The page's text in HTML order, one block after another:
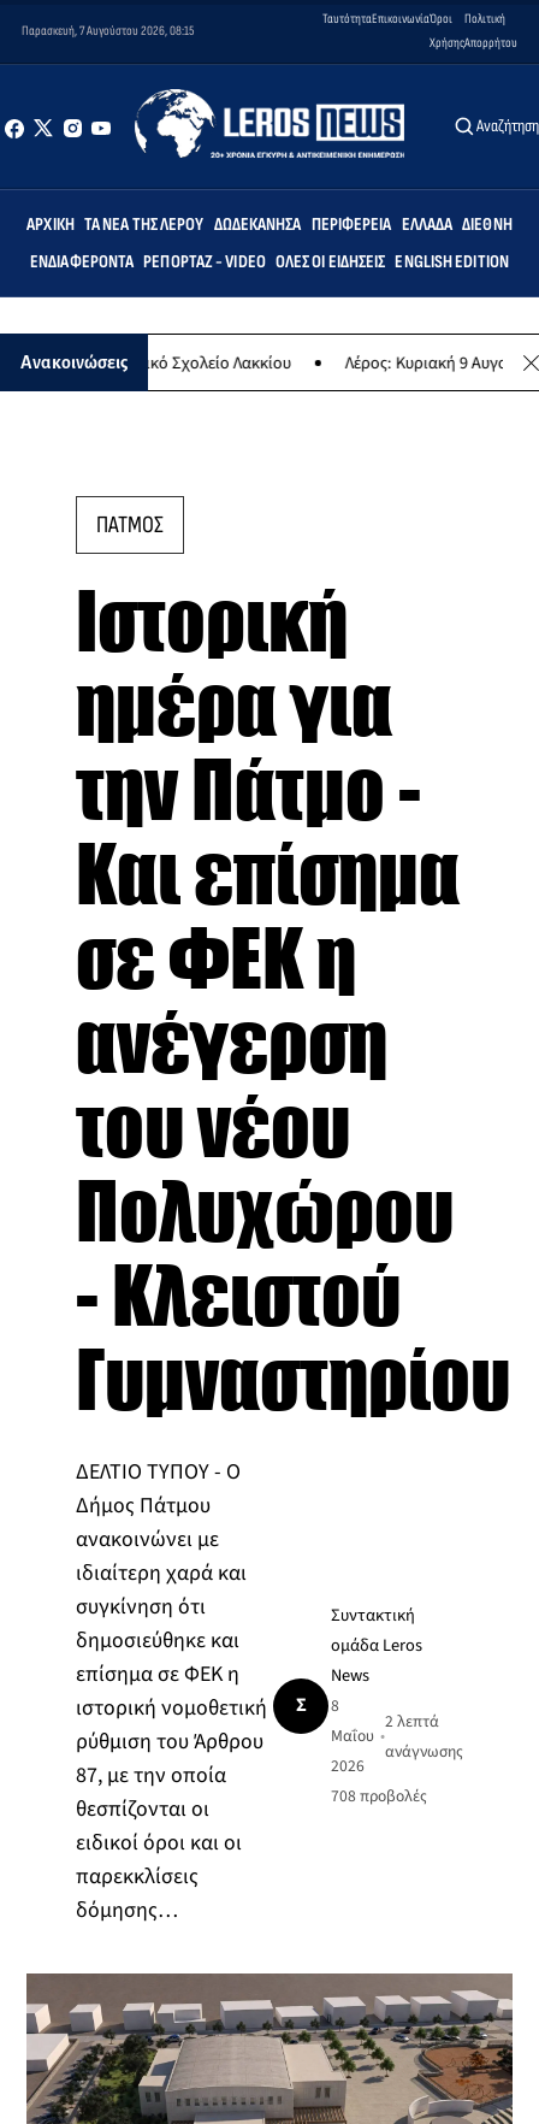
Παρασκευή, 7 Αυγούστου 2026, 08:15
ΤαυτότηταΕπικοινωνίαΌροι
Χρήσης
Πολιτική
Απορρήτου
Αναζήτηση
ΑΡΧΙΚΉ ΤΑ ΝΈΑ ΤΗΣ ΛΈΡΟΥ ΔΩΔΕΚΆΝΗΣΑ ΠΕΡΙΦΈΡΕΙΑ ΕΛΛΆΔΑ ΔΙΕΘΝΉ
ΕΝΔΙΑΦΈΡΟΝΤΑ ΡΕΠΟΡΤΆΖ - VIDEO ΌΛΕΣ ΟΙ ΕΙΔΉΣΕΙΣ ENGLISH EDITION
Ανακοινώσεις
στο Δημοτικό Σχολείο Λακκίου Λέρος: Κυριακή 9 Αυγούστου
ΠΑΤΜΟΣ
Ιστορική
ημέρα για
την Πάτμο -
Και επίσημα
σε ΦΕΚ η
ανέγερση
του νέου
Πολυχώρου
- Κλειστού
Γυμναστηρίου
ΔΕΛΤΙΟ ΤΥΠΟΥ - Ο
Δήμος Πάτμου
ανακοινώνει με
ιδιαίτερη χαρά και
συγκίνηση ότι
δημοσιεύθηκε και
επίσημα σε ΦΕΚ η
ιστορική νομοθετική
ρύθμιση του Άρθρου
87, με την οποία
θεσπίζονται οι
ειδικοί όροι και οι
παρεκκλίσεις
δόμησης…
Σ
Συντακτική
ομάδα Leros
News
8
Μαΐου
2026
•
2 λεπτά
ανάγνωσης
708 προβολές